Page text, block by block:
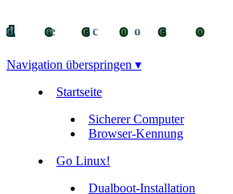
deco
Navigation überspringen ▾
Startseite
Sicherer Computer
Browser-Kennung
Go Linux!
Dualboot-Installation